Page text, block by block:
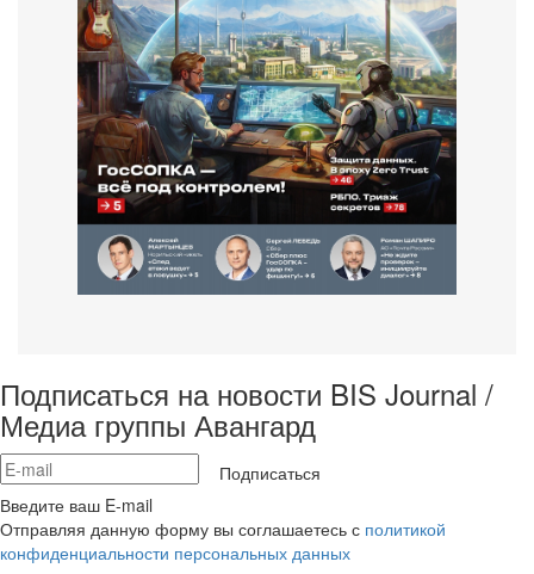
Подписаться на новости BIS Journal /
Медиа группы Авангард
Подписаться
Введите ваш E-mail
Отправляя данную форму вы соглашаетесь с политикой
конфиденциальности персональных данных